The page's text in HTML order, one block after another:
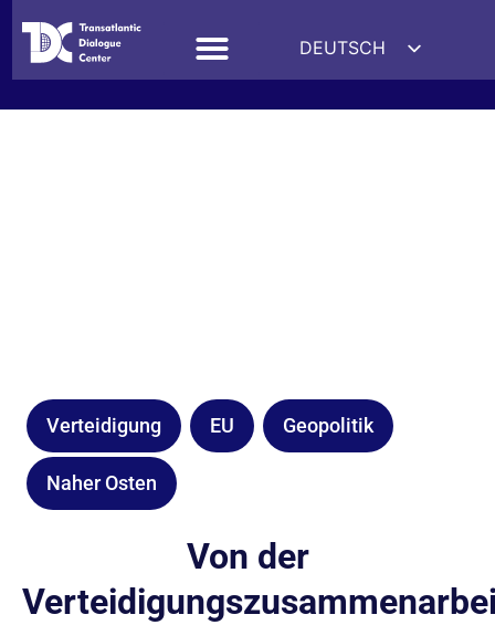
DEUTSCH
ENGLISH
Verteidigung EU Geopolitik
Naher Osten
Von der